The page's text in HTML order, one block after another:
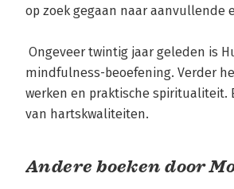
op zoek gegaan naar aanvullende
mindfulness-beoefening. Verder
werken en praktische spiritualiteit.
van hartskwaliteiten.
Andere boeken door